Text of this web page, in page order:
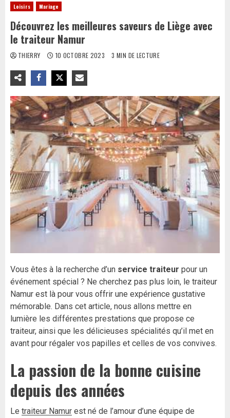
Loisirs Mariage
Découvrez les meilleures saveurs de Liège avec
le traiteur Namur
THIERRY 10 OCTOBRE 2023 3 MIN DE LECTURE
Vous êtes à la recherche d’un service traiteur pour un
événement spécial ? Ne cherchez pas plus loin, le traiteur
Namur est là pour vous offrir une expérience gustative
mémorable. Dans cet article, nous allons mettre en
lumière les différentes prestations que propose ce
traiteur, ainsi que les délicieuses spécialités qu’il met en
avant pour régaler vos papilles et celles de vos convives.
La passion de la bonne cuisine
depuis des années
Le traiteur Namur est né de l’amour d’une équipe de